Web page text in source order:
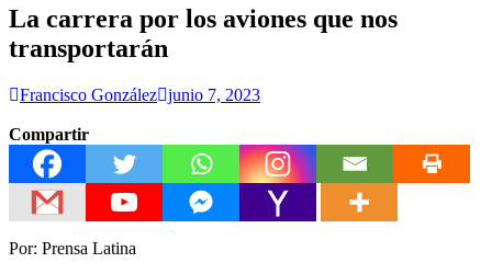
La carrera por los aviones que nos
transportarán
Francisco González junio 7, 2023
Compartir
Por: Prensa Latina